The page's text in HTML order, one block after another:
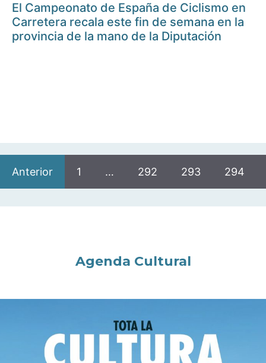
El Campeonato de España de Ciclismo en
Carretera recala este fin de semana en la
provincia de la mano de la Diputación
Anterior 1 … 292 293 294
Agenda Cultural